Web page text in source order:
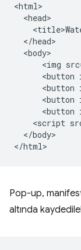
<html>
  <head>
  </head>
  <body>
<img
<button
<button
<button
<button
<script
  </body>
Pop-up,
altında